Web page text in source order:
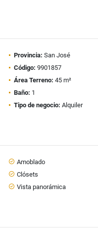
Provincia: San José
Código: 9901857
Área Terreno: 45 m²
Baño: 1
Tipo de negocio: Alquiler
Amoblado
Clósets
Vista panorámica